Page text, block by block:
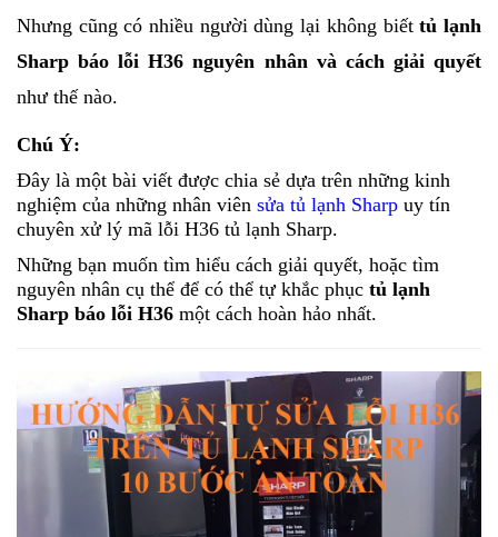
Nhưng cũng có nhiều người dùng lại không biết
Sharp báo lỗi H36 nguyên nhân và cách giải quyết
như thế nào.
Chú Ý:
Đây là một bài viết được chia sẻ dựa trên những kinh
nghiệm của những nhân viên sửa tủ lạnh Sharp uy tín
chuyên xử lý mã lỗi H36 tủ lạnh Sharp.
Những bạn muốn tìm hiểu cách giải quyết, hoặc tìm
nguyên nhân cụ thể để có thể tự khắc phục
Sharp báo lỗi H36 một cách hoàn hảo nhất.